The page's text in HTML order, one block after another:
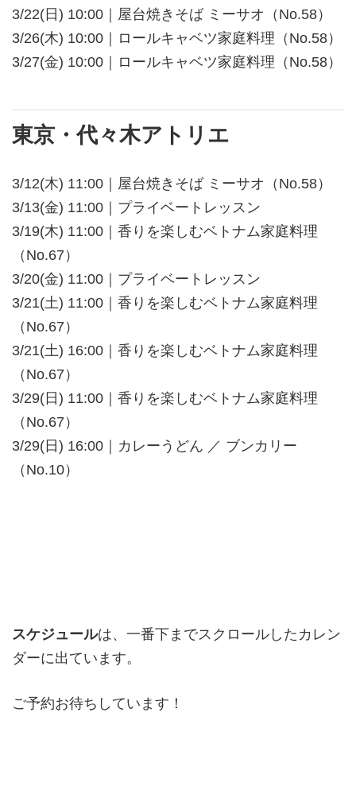
3/22(日) 10:00｜屋台焼きそば ミーサオ（No.58）
3/26(木) 10:00｜ロールキャベツ家庭料理（No.58）
3/27(金) 10:00｜ロールキャベツ家庭料理（No.58）
東京・代々木アトリエ
3/12(木) 11:00｜屋台焼きそば ミーサオ（No.58）
3/13(金) 11:00｜プライベートレッスン
3/19(木) 11:00｜香りを楽しむベトナム家庭料理
（No.67）
3/20(金) 11:00｜プライベートレッスン
3/21(土) 11:00｜香りを楽しむベトナム家庭料理
（No.67）
3/21(土) 16:00｜香りを楽しむベトナム家庭料理
（No.67）
3/29(日) 11:00｜香りを楽しむベトナム家庭料理
（No.67）
3/29(日) 16:00｜カレーうどん ／ ブンカリー
（No.10）
スケジュールは、一番下までスクロールしたカレン
ダーに出ています。
ご予約お待ちしています！